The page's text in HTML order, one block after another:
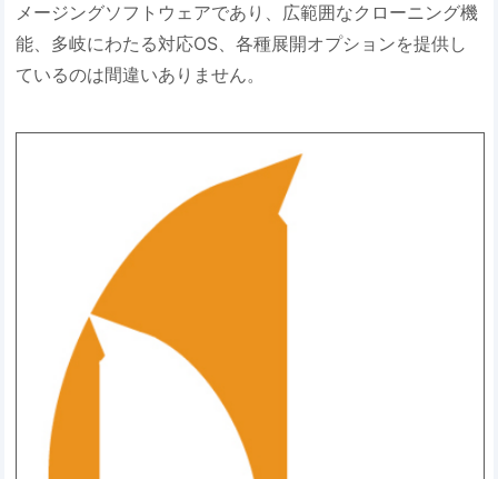
メージングソフトウェアであり、広範囲なクローニング機
能、多岐にわたる対応OS、各種展開オプションを提供し
ているのは間違いありません。